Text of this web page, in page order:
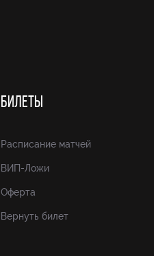
БИЛЕТЫ
Расписание матчей
ВИП-Ложи
Оферта
Вернуть билет